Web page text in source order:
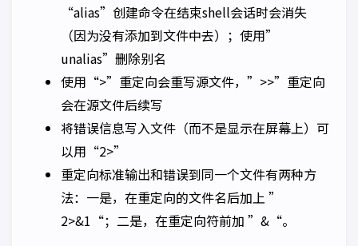
“alias”创建命令在结束shell会话时会消失
（因为没有添加到文件中去）；使用”
unalias”删除别名
使用“>”重定向会重写源文件，”>>”重定向
会在源文件后续写
将错误信息写入文件（而不是显示在屏幕上）可
以用“2>”
重定向标准输出和错误到同一个文件有两种方
法：一是，在重定向的文件名后加上 ”
2>&1“；二是，在重定向符前加 ”&“。